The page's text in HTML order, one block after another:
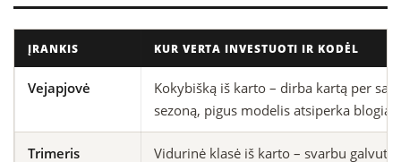
ĮRANKIS KUR VERTA INVESTUOTI IR KODĖL
Vejapjovė
Kokybišką iš karto – dirba kartą per
sezoną, pigus modelis atsiperka
Trimeris
Vidurinė klasė iš karto – svarbu galvutė